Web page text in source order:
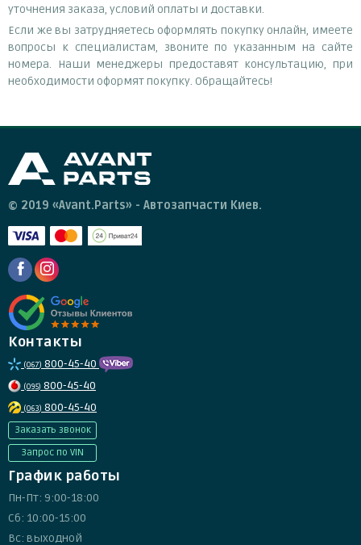
уточнения заказа, условий оплаты и доставки.
Если же вы затрудняетесь оформлять покупку онлайн, имеете
вопросы к специалистам, звоните по указанным на сайте
номера. Наши менеджеры предоставят консультацию, при
необходимости оформят покупку. Обращайтесь!
© 2019 «Avant.Parts» - Автозапчасти Киев.
Контакты
(067) 800-45-40
(095) 800-45-40
(063) 800-45-40
Заказать звонок
Запрос по VIN
График работы
Пн-Пт: 9:00-18:00
Сб: 10:00-15:00
Вс: выходной